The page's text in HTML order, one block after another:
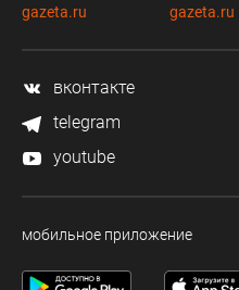
gazeta.ru
gazeta.ru
вконтакте
telegram
youtube
мобильное приложение